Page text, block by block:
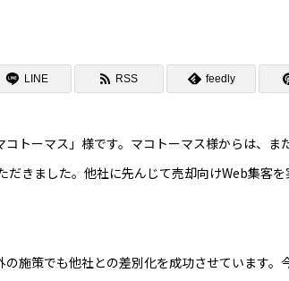
LINE RSS feedly
トーマス」様です。マコトーマス様からは、ま
きました。他社に先んじて売却向けWeb集客
施策でも他社との差別化を成功させています。